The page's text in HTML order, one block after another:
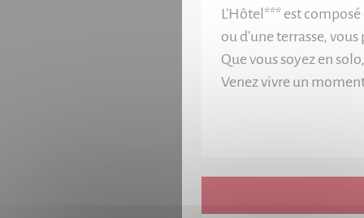
L’Hôtel*** est
ou d’une terrasse,
Que vous soyez en
Venez vivre un